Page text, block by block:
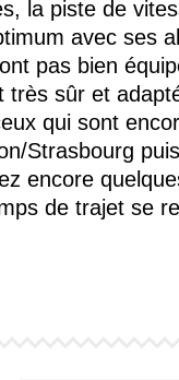
la piste de
avec ses
pas bien
sûr et
qui sont
Strasbourg
encore
de trajet se